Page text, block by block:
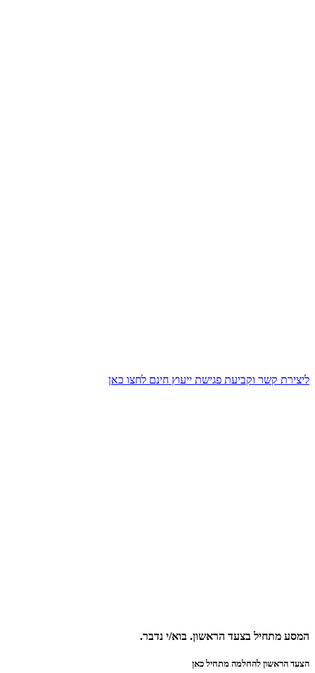
ליצירת קשר וקביעת פגישת ייעוץ חינם לחצו כאן
המסע מתחיל בצעד הראשון. בוא/י נדבר.
הצעד הראשון להחלמה מתחיל כאן